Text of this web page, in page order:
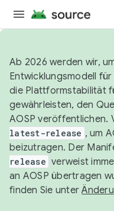
Ab 2026 werden wir,
Entwicklungsmodell
die Plattformstabilität
gewährleisten, den
AOSP veröffentlichen.
latest-release , um
beizutragen. Der
release verweist
an AOSP übertragen
finden Sie unter